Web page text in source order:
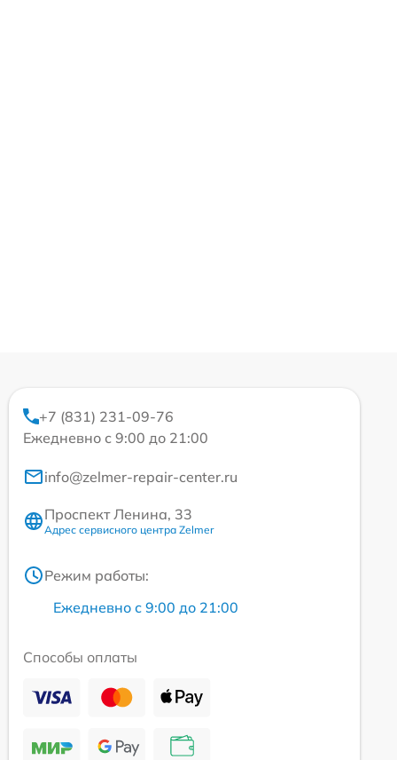
+7 (831) 231-09-76
Ежедневно с 9:00 до 21:00
info@zelmer-repair-center.ru
Проспект Ленина, 33
Адрес сервисного центра Zelmer
Режим работы:
Ежедневно с 9:00 до 21:00
Способы оплаты